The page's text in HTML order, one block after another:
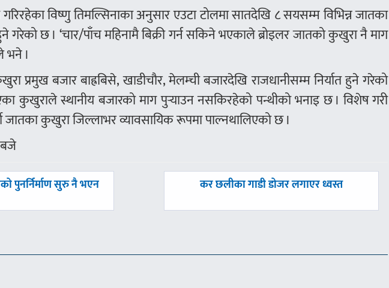
विष्णु तिमल्सिनाका अनुसार एउटा टोलमा सातदेखि ८ सयसम्म विभिन्न जातका
छ । ‘चार/पाँच महिनामै बिक्री गर्न सकिने भएकाले ब्रोइलर जातको कुखुरा नै माग
भने ।
प्रमुख बजार बाह्रबिसे, खाडीचौर, मेलम्ची बजारदेखि राजधानीसम्म निर्यात हुने गरेको
कुखुराले स्थानीय बजारको माग पुर्‍याउन नसकिरहेको पन्थीको भनाइ छ । विशेष गरी
जातका कुखुरा जिल्लाभर व्यावसायिक रूपमा पाल्नथालिएको छ ।
पुनर्निर्माण सुरु नै भएन
अघिल्लाे
कर छलीका गाडी डोजर लगाएर ध्वस्त